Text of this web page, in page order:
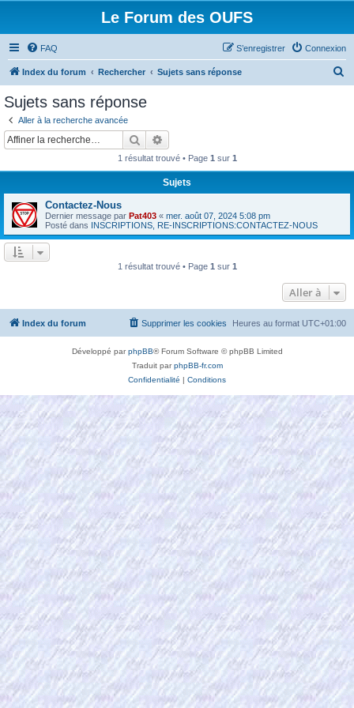
Le Forum des OUFS
FAQ Connexion
S’enregistrer
Index du forum Rechercher Sujets sans réponse
r
Sujets sans réponse
Aller à la recherche avancée
Rechercher
1 résultat trouvé • Page 1 sur 1
Sujets
Contactez-Nous
Dernier message par Pat403 « mer. août 07, 2024 5:08 pm
Posté dans INSCRIPTIONS, RE-INSCRIPTIONS:CONTACTEZ-NOUS
1 résultat trouvé • Page 1 sur 1
Aller à
Index du forum Heures au format UTC+01:00
Supprimer les cookies
Développé parphpBB® Forum Software © phpBB Limited
Traduit parphpBB-fr.com
Confidentialité | Conditions